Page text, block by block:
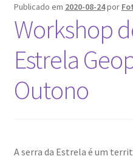
Quem somos
Contactos
Política de Privacidade e
Publicado em 2020-08-24por
Workshop
Estrela
Outono
A serra da Estrela é um